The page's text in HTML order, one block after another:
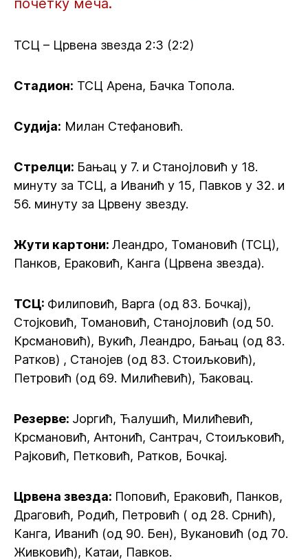
почетку меча.
ТСЦ – Црвена звезда 2:3 (2:2)
Стадион: ТСЦ Арена, Бачка Топола.
Судија: Милан Стефановић.
Стрелци: Бањац у 7. и Станојловић у 18.
минуту за ТСЦ, а Иванић у 15, Павков у 32. и
56. минуту за Црвену звезду.
Жути картони: Леандро, Томановић (ТСЦ),
Панков, Ераковић, Канга (Црвена звезда).
ТСЦ: Филиповић, Варга (од 83. Бочкај),
Стојковић, Томановић, Станојловић (од 50.
Крсмановић), Вукић, Леандро, Бањац (од 83.
Ратков) , Станојев (од 83. Стоиљковић),
Петровић (од 69. Милићевић), Ђаковац.
Резерве: Јоргић, Ћалушић, Милићевић,
Крсмановић, Антонић, Сантрач, Стоиљковић,
Рајковић, Петковић, Ратков, Бочкај.
Црвена звезда: Поповић, Ераковић, Панков,
Драговић, Родић, Петровић ( од 28. Срнић),
Канга, Иванић (од 90. Бен), Вукановић (од 70.
Живковић), Катаи, Павков.